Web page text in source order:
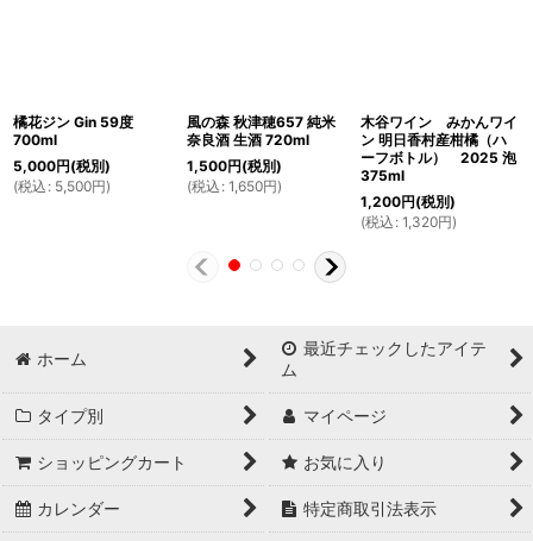
橘花ジン Gin 59度
700ml
5,000円(税別)
(税込 : 5,500円)
風の森 秋津穂657 純米
奈良酒 生酒 720ml
1,500円(税別)
(税込 : 1,650円)
木谷ワイン みかんワイ
ン 明日香村産柑橘（ハ
ーフボトル） 2025 泡
375ml
1,200円(税別)
(税込 : 1,320円)
ホーム
最近チェックしたアイテ
ム
タイプ別 マイページ
ショッピングカート お気に入り
カレンダー 特定商取引法表示